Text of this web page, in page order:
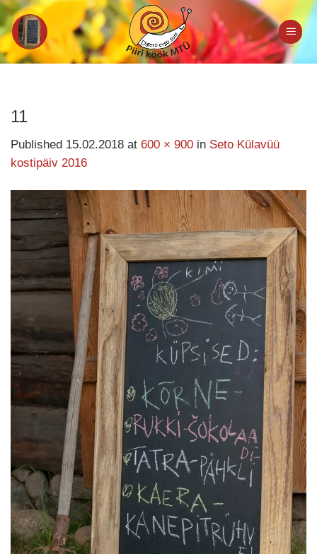
Skip
to
content
11
Published 15.02.2018 at 600 × 900 in Seto Külavüü
kostipäiv 2016